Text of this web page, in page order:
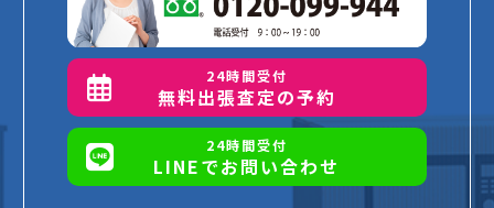
24時間受付
無料出張査定の予約
24時間受付
LINEでお問い合わせ